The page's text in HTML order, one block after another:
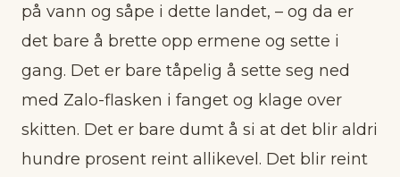
på vann og såpe i dette landet, – og da er
det bare å brette opp ermene og sette i
gang. Det er bare tåpelig å sette seg ned
med Zalo-flasken i fanget og klage over
skitten. Det er bare dumt å si at det blir aldri
hundre prosent reint allikevel. Det blir reint